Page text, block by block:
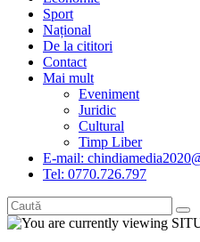
Sport
Național
De la cititori
Contact
Mai mult
Eveniment
Juridic
Cultural
Timp Liber
E-mail:
Tel: 0770.726.797